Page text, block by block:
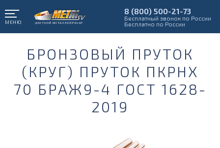
МЕНЮ
8 (800) 500-21-73
Бесплатный звонок по России
Бесплатно по России
БРОНЗОВЫЙ ПРУТОК
(КРУГ) ПРУТОК ПКРНХ
70 БРАЖ9-4 ГОСТ 1628-
2019